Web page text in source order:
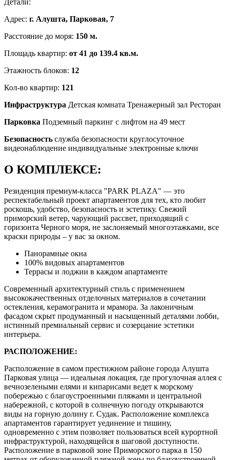
Детали:
Адрес: г. Алушта, Парковая, 7
Расстояние до моря: 150 м.
Площадь квартир: от 41 до 139.4 кв.м.
Этажность блоков: 12
Кол-во квартир: 121
Инфраструктура Детская комната Тренажерный зал Ресторан
Парковка Подземный паркинг с лифтом на 49 мест
Безопасность служба безопасности круглосуточное
видеонаблюдение индивидуальные электронные ключи
О КОМПЛЕКСЕ:
Резиденция премиум-класса "PARK PLAZA" — это
респектабельный проект апартаментов для тех, кто любит
роскошь, удобство, безопасность и эстетику. Свежий
приморский ветер, чарующий рассвет, приходящий с
горизонта Черного моря, не заслоняемый многоэтажками, все
краски природы – у вас за окном.
Панорамные окна
100% видовых апартаментов
Террасы и лоджии в каждом апартаменте
Современный архитектурный стиль с применением
высококачественных отделочных материалов в сочетании
остекления, керамогранита и мрамора. За лаконичным
фасадом скрыт продуманный и насыщенный деталями лобби,
истинный премиальный сервис и созерцание эстетики
интерьера.
РАСПОЛОЖЕНИЕ:
Расположение в самом престижном районе города Алушта
Парковая улица — идеальная локация, где прогулочная аллея с
вечнозелеными елями и кипарисами ведет к морскому
побережью с благоустроенными пляжами и центральной
набережной, с которой в солнечную погоду открываются
виды на горную долину г. Судак. Расположение комплекса
апартаментов гарантирует уединение и тишину,
одновременно с этим позволяет пользоваться всей курортной
инфраструктурой, находящейся в шаговой доступности.
Расположение в парковой зоне Приморского парка в 150